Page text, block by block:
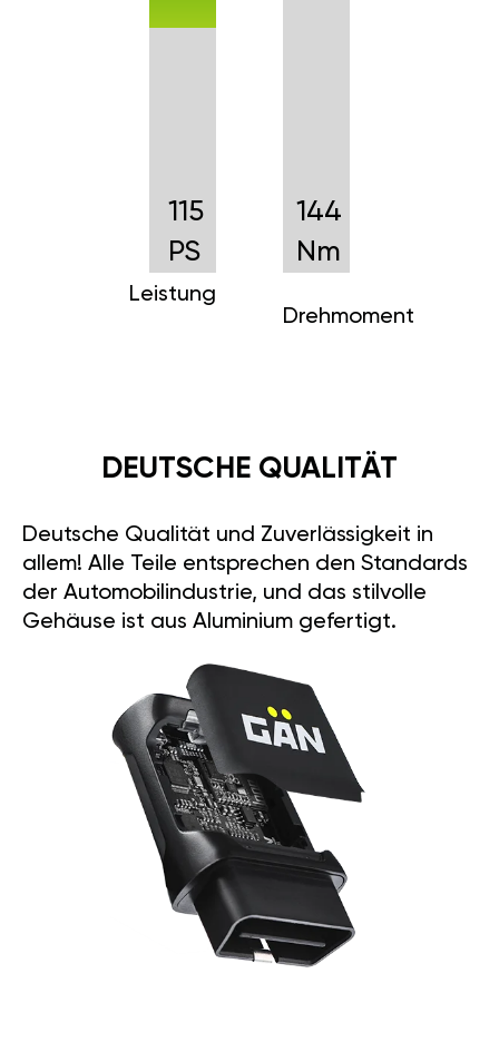
115
PS
Leistung
144
Nm
Drehmoment
DEUTSCHE QUALITÄT
Deutsche Qualität und Zuverlässigkeit in
allem! Alle Teile entsprechen den Standards
der Automobilindustrie, und das stilvolle
Gehäuse ist aus Aluminium gefertigt.